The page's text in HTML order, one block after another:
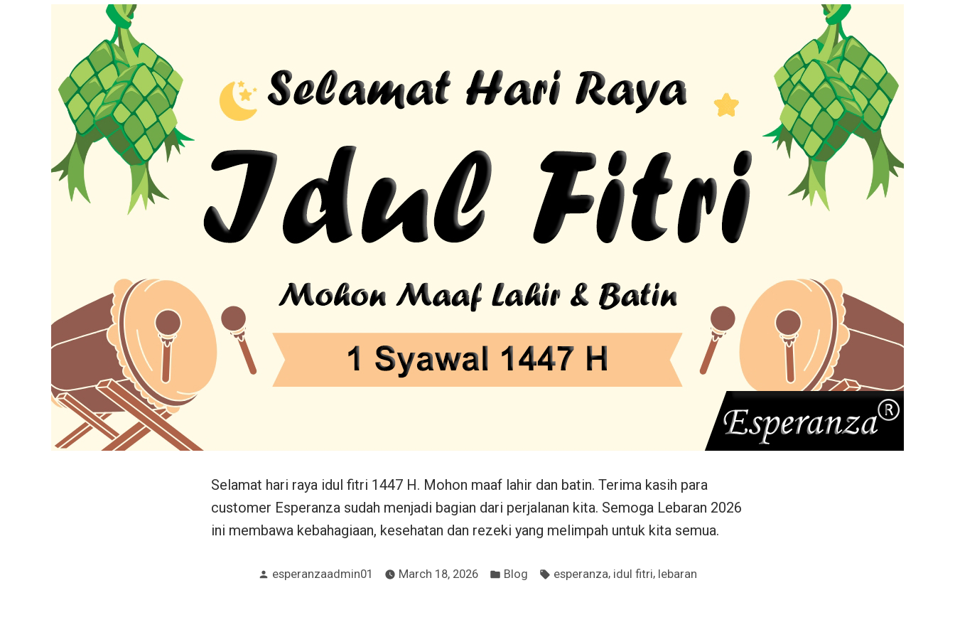
Selamat hari raya idul fitri 1447 H. Mohon maaf lahir dan batin. Terima kasih para
customer Esperanza sudah menjadi bagian dari perjalanan kita. Semoga Lebaran 2026
ini membawa kebahagiaan, kesehatan dan rezeki yang melimpah untuk kita semua.
Posted
esperanzaadmin01 March 18, 2026
Posted
Blog Tags:
esperanza, idul fitri, lebaran